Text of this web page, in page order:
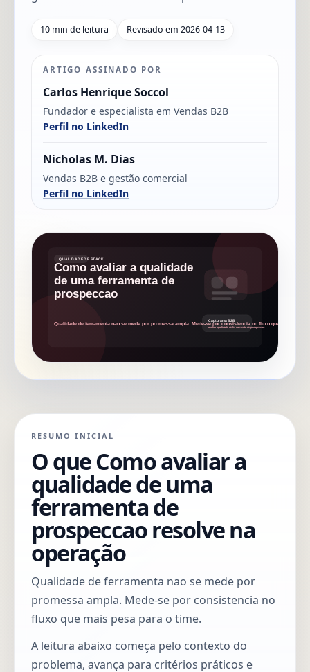
10 min de leitura Revisado em 2026-04-13
ARTIGO ASSINADO POR
Carlos Henrique Soccol
Fundador e especialista em Vendas B2B
Perfil no LinkedIn
Nicholas M. Dias
Vendas B2B e gestão comercial
Perfil no LinkedIn
RESUMO INICIAL
O que Como avaliar a
qualidade de uma
ferramenta de
prospeccao resolve na
operação
Qualidade de ferramenta nao se mede por
promessa ampla. Mede-se por consistencia no
fluxo que mais pesa para o time.
A leitura abaixo começa pelo contexto do
problema, avança para critérios práticos e